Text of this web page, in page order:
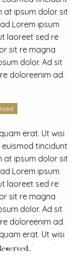
at ipsum dolor sit
Lorem ipsum
laoreet sed re
sit re magna
dolor. Ad sit
doloreenim ad.
erat. Ut wisi
euismod tincidunt
at ipsum dolor sit
Lorem ipsum
laoreet sed re
sit re magna
dolor. Ad sit
doloreenim ad.
erat. Ut wisi
tincidunt